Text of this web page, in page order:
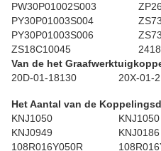
PW30P01002S003
PY30P01003S004
PY30P01003S006
ZS18C10045
Van de het
20D-01-18130
20X-01-
Het Aantal van de
KNJ1050
KNJ1050
KNJ0949
KNJ0186
108R016Y050R